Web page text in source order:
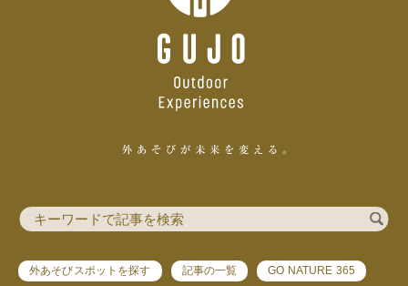
外あそびスポットを探す 記事の一覧 GO NATURE 365